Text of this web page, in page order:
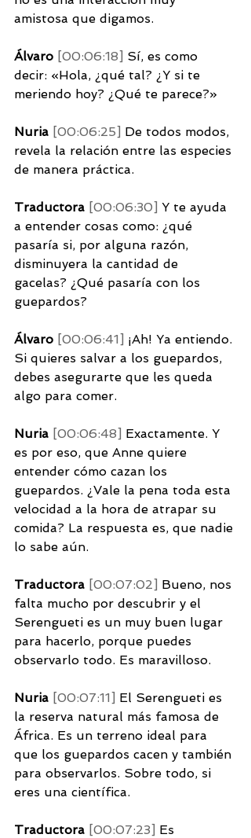
amistosa que digamos.
Álvaro [00:06:18] Sí, es como
decir: «Hola, ¿qué tal? ¿Y si te
meriendo hoy? ¿Qué te parece?»
Nuria [00:06:25] De todos modos,
revela la relación entre las especies
de manera práctica.
Traductora [00:06:30] Y te ayuda
a entender cosas como: ¿qué
pasaría si, por alguna razón,
disminuyera la cantidad de
gacelas? ¿Qué pasaría con los
guepardos?
Álvaro [00:06:41] ¡Ah! Ya entiendo.
Si quieres salvar a los guepardos,
debes asegurarte que les queda
algo para comer.
Nuria [00:06:48] Exactamente. Y
es por eso, que Anne quiere
entender cómo cazan los
guepardos. ¿Vale la pena toda esta
velocidad a la hora de atrapar su
comida? La respuesta es, que nadie
lo sabe aún.
Traductora [00:07:02] Bueno, nos
falta mucho por descubrir y el
Serengueti es un muy buen lugar
para hacerlo, porque puedes
observarlo todo. Es maravilloso.
Nuria [00:07:11] El Serengueti es
la reserva natural más famosa de
África. Es un terreno ideal para
que los guepardos cacen y también
para observarlos. Sobre todo, si
eres una científica.
Traductora [00:07:23] Es